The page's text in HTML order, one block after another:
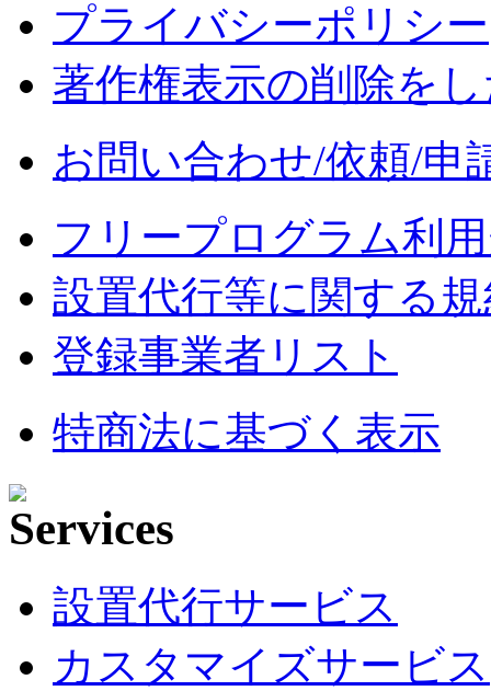
プライバシーポリシー
著作権表示の削除を
お問い合わせ/依頼/申
フリープログラム利
設置代行等に関する
登録事業者リスト
特商法に基づく表示
設置代行サービス
カスタマイズサービス